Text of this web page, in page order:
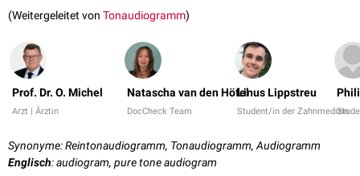
(Weitergeleitet von Tonaudiogramm)
Prof. Dr. O. Michel
Arzt | Ärztin
Natascha van den Höfel
DocCheck Team
Linus Lippstreu
Student/in der Zahnmedizin
Synonyme: Reintonaudiogramm, Tonaudiogramm, Audiogramm
Englisch: audiogram, pure tone audiogram